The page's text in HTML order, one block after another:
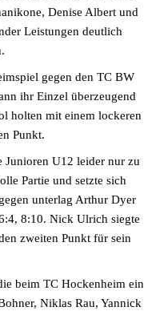
Denise Albert und
Leistungen deutlich
gegen den TC BW
ihr Einzel überzeugend
holten mit einem lockeren
Punkt.
Junioren U12 leider nur zu
Partie und setzte sich
unterlag Arthur Dyer
8:10. Nick Ulrich siegte
zweiten Punkt für sein
beim TC Hockenheim ein
Niklas Rau, Yannick